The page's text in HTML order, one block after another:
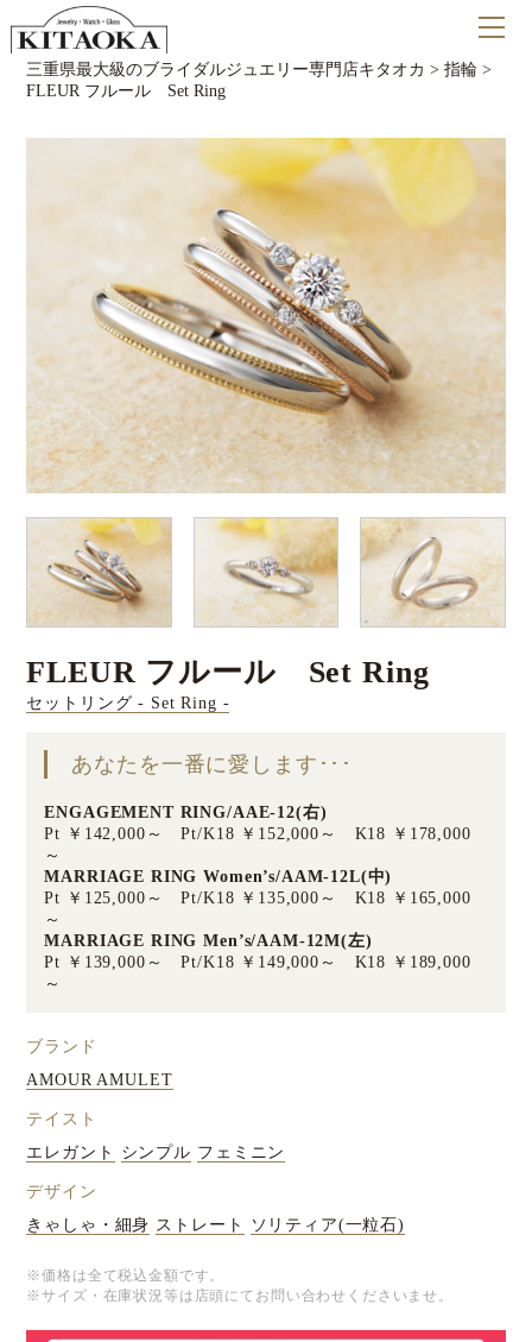
三重県最大級のブライダルジュエリー専門店キタオカ >指輪 >
FLEUR フルール Set Ring
FLEUR フルール Set Ring
セットリング - Set Ring -
あなたを一番に愛します･･･
ENGAGEMENT RING/AAE-12(右)
Pt ￥142,000～ Pt/K18 ￥152,000～ K18 ￥178,000
～
MARRIAGE RING Women’s/AAM-12L(中)
Pt ￥125,000～ Pt/K18 ￥135,000～ K18 ￥165,000
～
MARRIAGE RING Men’s/AAM-12M(左)
Pt ￥139,000～ Pt/K18 ￥149,000～ K18 ￥189,000
～
ブランド
AMOUR AMULET
テイスト
エレガント
シンプル フェミニン
デザイン
きゃしゃ・細身 ストレート ソリティア(一粒石)
※価格は全て税込金額です。
※サイズ・在庫状況等は店頭にてお問い合わせくださいませ。